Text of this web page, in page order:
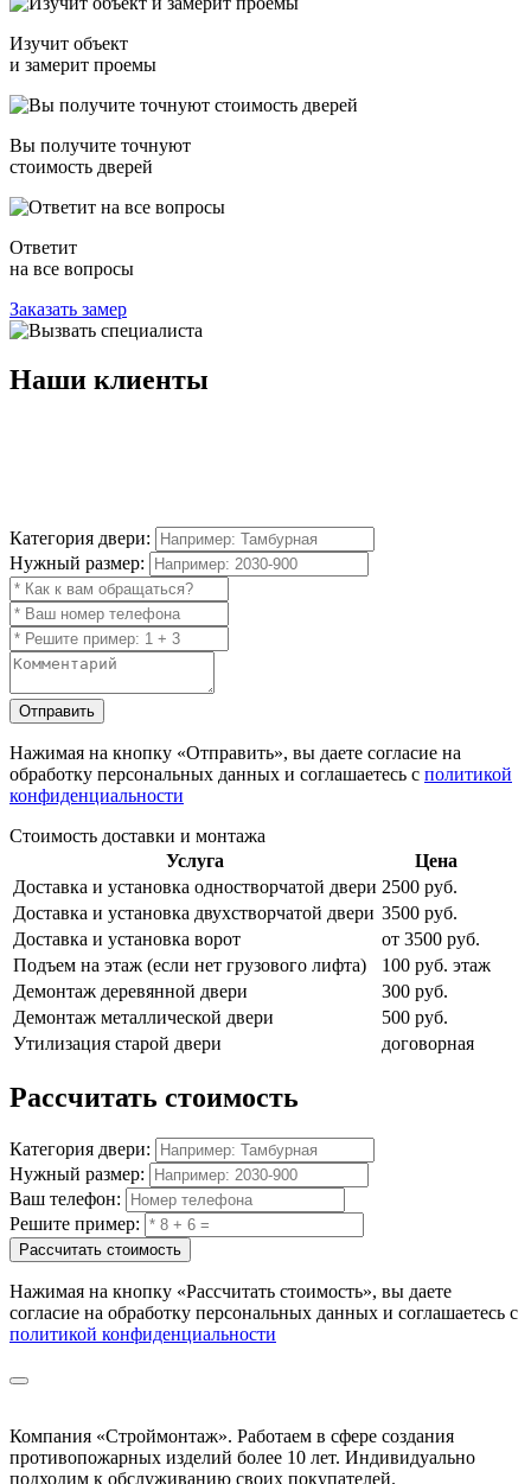
Изучит объект
и замерит проемы
Вы получите точнуют
стоимость дверей
Ответит
на все вопросы
Заказать замер
Наши клиенты
Категория двери:
Нужный размер:
Отправить
Нажимая на кнопку «Отправить», вы даете согласие на
обработку персональных данных и соглашаетесь с политикой
конфиденциальности
Стоимость доставки и монтажа
Услуга
Цена
Доставка и установка одностворчатой двери 2500 руб.
Доставка и установка двухстворчатой двери 3500 руб.
Доставка и установка ворот
от 3500 руб.
Подъем на этаж (если нет грузового лифта)
100 руб. этаж
Демонтаж деревянной двери
300 руб.
Демонтаж металлической двери
500 руб.
Утилизация старой двери
договорная
Рассчитать стоимость
Категория двери:
Нужный размер:
Ваш телефон:
Решите пример:
Рассчитать стоимость
Нажимая на кнопку «Рассчитать стоимость», вы даете
согласие на обработку персональных данных и соглашаетесь с
политикой конфиденциальности
Компания «Строймонтаж». Работаем в сфере создания
противопожарных изделий более 10 лет. Индивидуально
подходим к обслуживанию своих покупателей.